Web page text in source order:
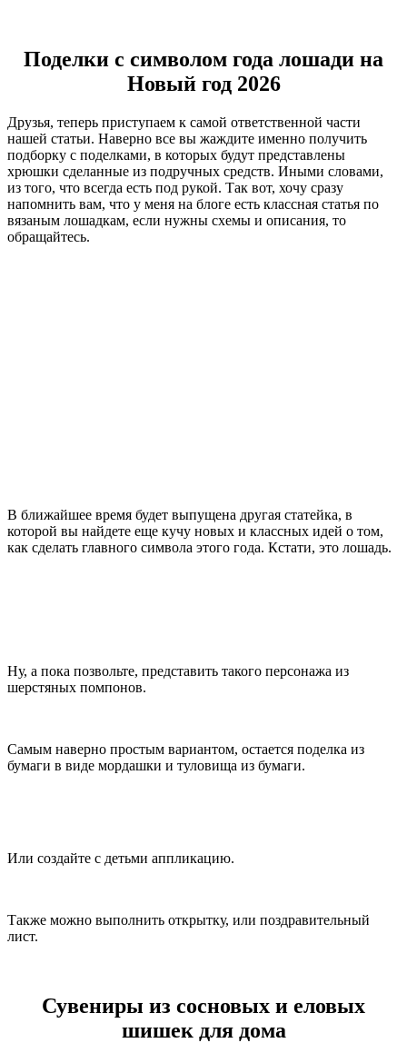
Поделки с символом года лошади на
Новый год 2026
Друзья, теперь приступаем к самой ответственной части
нашей статьи. Наверно все вы жаждите именно получить
подборку с поделками, в которых будут представлены
хрюшки сделанные из подручных средств. Иными словами,
из того, что всегда есть под рукой. Так вот, хочу сразу
напомнить вам, что у меня на блоге есть классная статья по
вязаным лошадкам, если нужны схемы и описания, то
обращайтесь.
В ближайшее время будет выпущена другая статейка, в
которой вы найдете еще кучу новых и классных идей о том,
как сделать главного символа этого года. Кстати, это лошадь.
Ну, а пока позвольте, представить такого персонажа из
шерстяных помпонов.
Самым наверно простым вариантом, остается поделка из
бумаги в виде мордашки и туловища из бумаги.
Или создайте с детьми аппликацию.
Также можно выполнить открытку, или поздравительный
лист.
Сувениры из сосновых и еловых
шишек для дома